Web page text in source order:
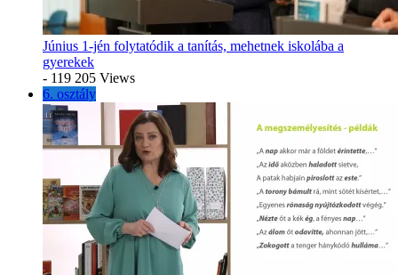
Június 1-jén folytatódik a tanítás, mehetnek iskolába a
gyerekek
- 119 205 Views
6. osztály